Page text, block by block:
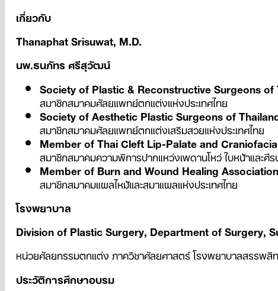
เกี่ยวกับ
Thanaphat Srisuwat, M.D.
นพ.ธนภัทร ศรีสุวัฒน์
Society of Plastic & Reconstructive Surgeons of
สมาชิกสมาคมศัลยแพทย์ตกแต่งแห่งประเทศไทย
Society of Aesthetic Plastic Surgeons of
สมาชิกสมาคมศัลยแพทย์ตกแต่งเสริมสวยแห่งประเทศไทย
Member of Thai Cleft Lip-Palate and
สมาชิกสมาคมความพิการปากแหว่งเพดานโหว่ ใบหน้าและศีร
Member of Burn and Wound Healing
สมาชิกสมาคมแผลไหม้และสมาแผลแห่งประเทศไทย
โรงพยาบาล
Division of Plastic Surgery, Department of Surgery,
หน่วยศัลยกรรมตกแต่ง ภาควิชาศัลยศาสตร์ โรงพยาบาลสรรพสิ
ประวัติการศึกษาอบรม